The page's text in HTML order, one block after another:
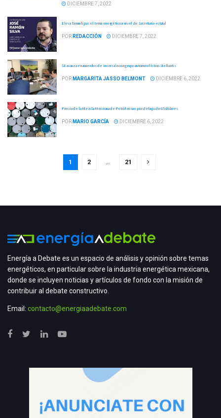
DICIEMBRE 7, 2022
Eleva Tamaulipas el tema energético a nivel de Secretaría estatal
POR REDACCIÓN DICIEMBRE 7, 2022
SE avanza en acuerdos de inversión con grupo automovilístico Stellantis
POR MARGARITA JASSO BELMONT DICIEMBRE 6, 2022
Precio de la Mezcla Mexicana de Petróleo cae por debajo de 65 dólares
POR MARIO GARCÍA DICIEMBRE 6, 2022
1 2 … 21
Energía a Debate es un espacio de análisis y opinión sobre temas
energéticos, en particular sobre la industria energética mexicana,
donde se incluyen noticias y artículos de fondo con la misión de
contribuir al debate constructivo.
Email: contacto@energiaadebate.com